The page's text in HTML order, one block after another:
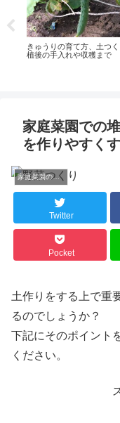
きゅうりの育て方、土つ
植後の手入れや収穫まで
家庭菜園での
を作りやすく
家庭菜園の土作り
Twitter
Pocket
土作りをする上で重
るのでしょうか？
下記にそのポイント
ください。